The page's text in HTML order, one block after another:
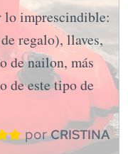
lo imprescindible:
regalo), llaves,
de nailon, más
de este tipo de
porCRISTINA